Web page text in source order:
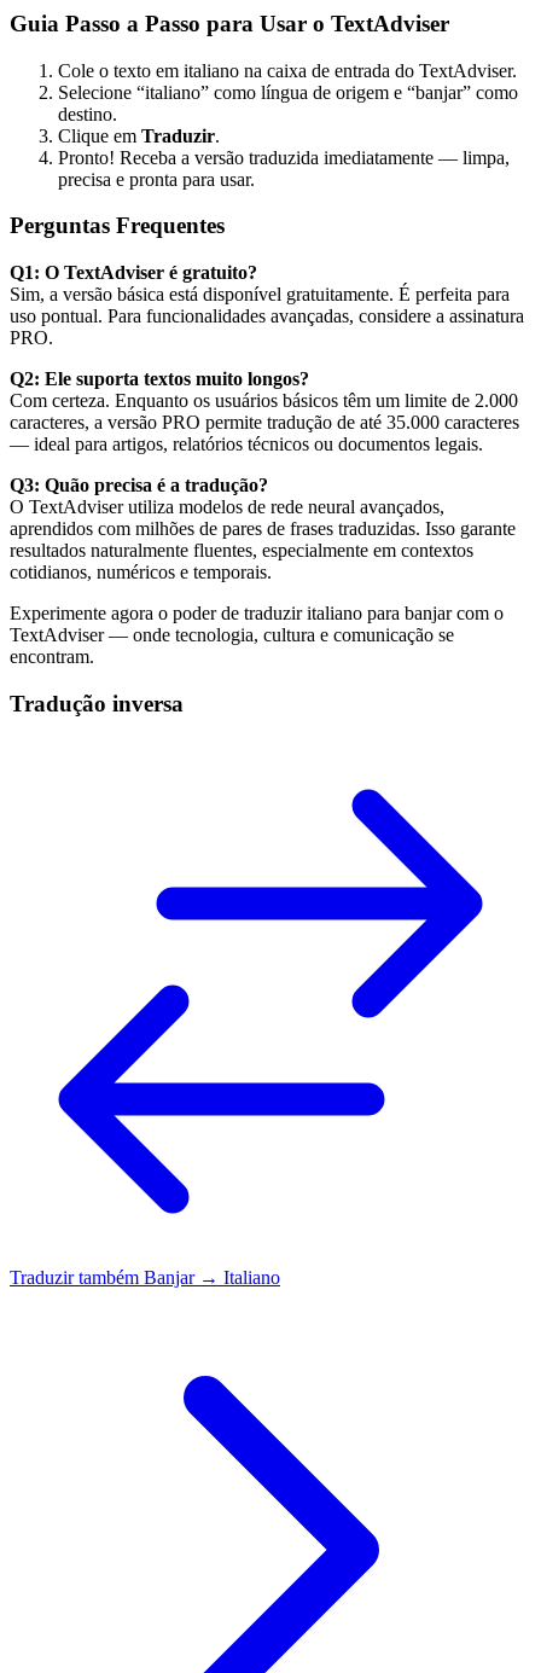
Guia Passo a Passo para Usar o TextAdviser
Cole o texto em italiano na caixa de entrada do TextAdviser.
Selecione “italiano” como língua de origem e “banjar” como
destino.
Clique em Traduzir.
Pronto! Receba a versão traduzida imediatamente — limpa,
precisa e pronta para usar.
Perguntas Frequentes
Q1: O TextAdviser é gratuito?
Sim, a versão básica está disponível gratuitamente. É perfeita para
uso pontual. Para funcionalidades avançadas, considere a assinatura
PRO.
Q2: Ele suporta textos muito longos?
Com certeza. Enquanto os usuários básicos têm um limite de 2.000
caracteres, a versão PRO permite tradução de até 35.000 caracteres
— ideal para artigos, relatórios técnicos ou documentos legais.
Q3: Quão precisa é a tradução?
O TextAdviser utiliza modelos de rede neural avançados,
aprendidos com milhões de pares de frases traduzidas. Isso garante
resultados naturalmente fluentes, especialmente em contextos
cotidianos, numéricos e temporais.
Experimente agora o poder de traduzir italiano para banjar com o
TextAdviser — onde tecnologia, cultura e comunicação se
encontram.
Tradução inversa
Traduzir também Banjar → Italiano